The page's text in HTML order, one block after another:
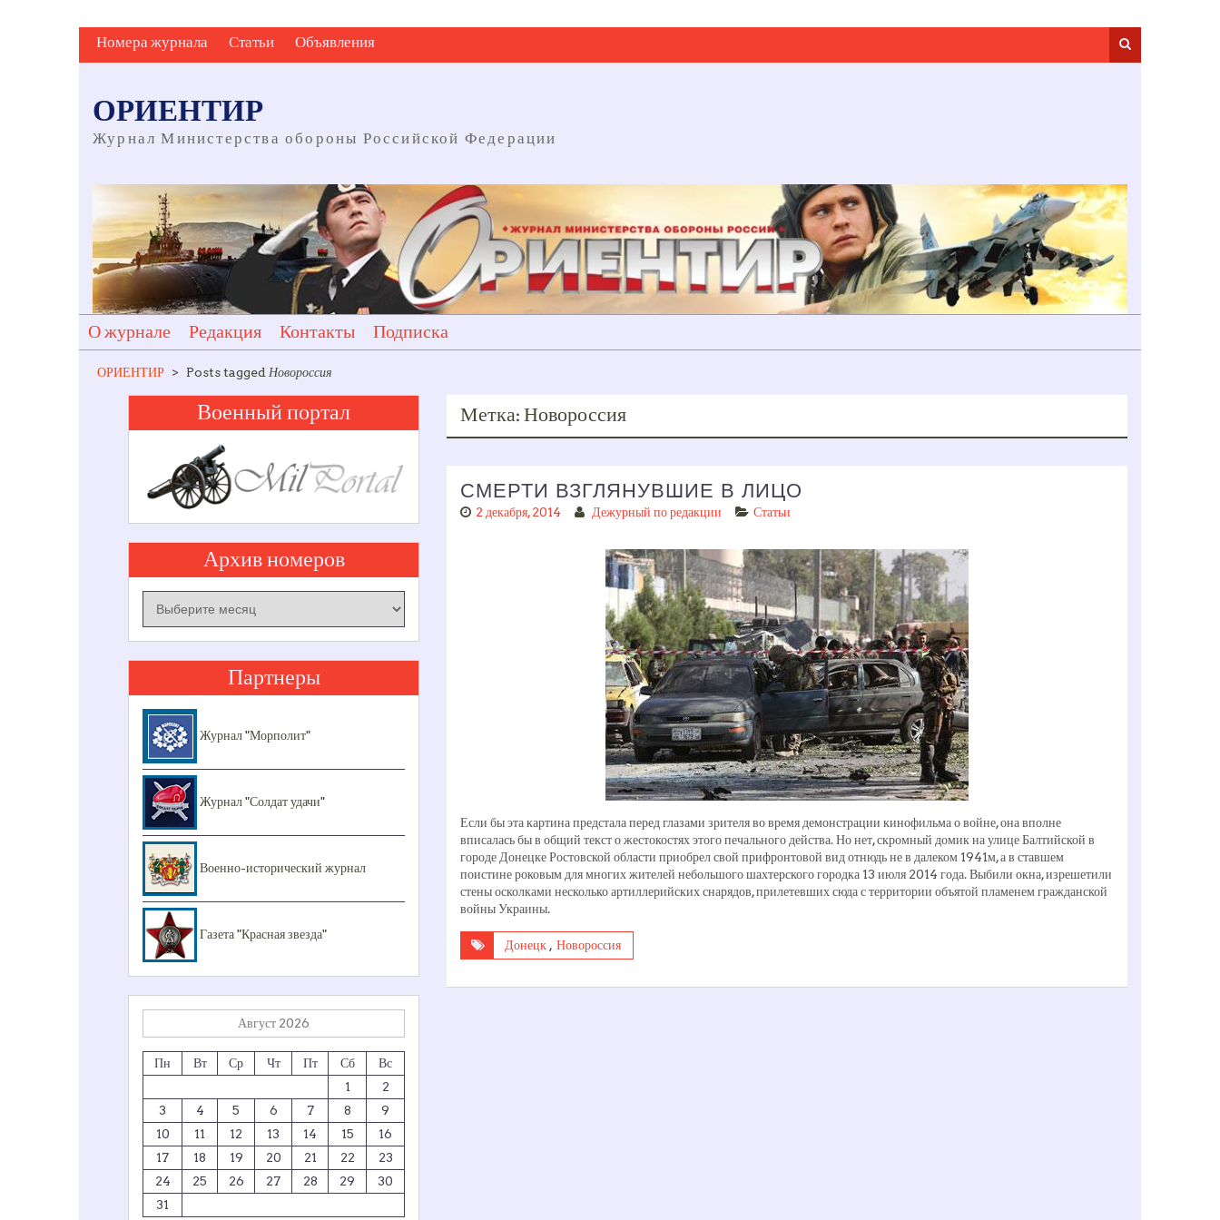
Skip
to
Номера журнала Статьи Объявления
ОРИЕНТИР
Журнал Министерства обороны Российской Федерации
О журнале Редакция Контакты Подписка
ОРИЕНТИР > Posts tagged Новороссия
Метка: Новороссия
СМЕРТИ ВЗГЛЯНУВШИЕ В ЛИЦО
2 декабря, 2014 Дежурный по редакции Статьи
Если бы эта картина предстала перед глазами зрителя во время демонстрации кинофильма о войне, она вполне
вписалась бы в общий текст о жестокостях этого печального действа. Но нет, скромный домик на улице Балтийской в
городе Донецке Ростовской области приобрел свой прифронтовой вид отнюдь не в далеком 1941­м, а в ставшем
поистине роковым для многих жителей небольшого шахтерского городка 13 июля 2014 года. Выбили окна, изрешетили
стены осколками несколько артиллерийских снарядов, прилетевших сюда с территории объятой пламенем гражданской
войны Украины.
Донецк , Новороссия
Военный портал
Архив номеров
номеров
Партнеры
Журнал "Морполит"
Журнал "Солдат удачи"
Военно-исторический журнал
Газета "Красная звезда"
Август 2026
Пн Вт Ср Чт Пт Сб
Вс
1
2
3
4 5 6 7 8
9
10
11 12 13 14 15
16
17
18 19 20 21 22
23
24
25 26 27 28 29
30
31